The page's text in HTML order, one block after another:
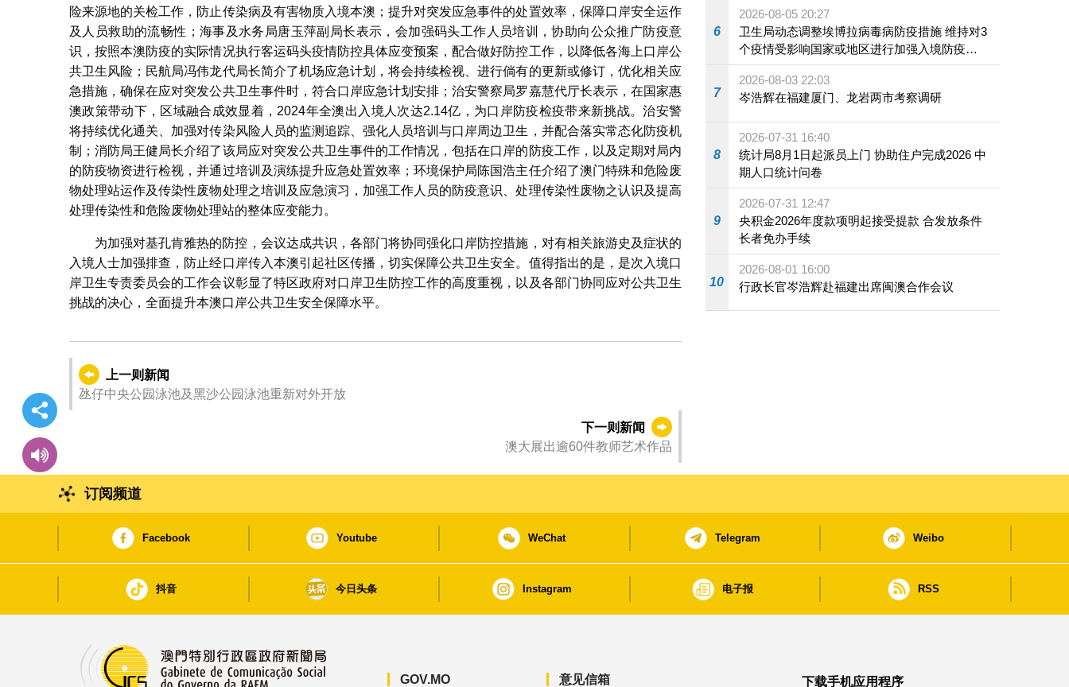
险来源地的关检工作，防止传染病及有害物质入境本澳；提升对突发应急事件的处置效率，保障口岸安全运作
及人员救助的流畅性；海事及水务局唐玉萍副局长表示，会加强码头工作人员培训，协助向公众推广防疫意
识，按照本澳防疫的实际情况执行客运码头疫情防控具体应变预案，配合做好防控工作，以降低各海上口岸公
共卫生风险；民航局冯伟龙代局长简介了机场应急计划，将会持续检视、进行倘有的更新或修订，优化相关应
急措施，确保在应对突发公共卫生事件时，符合口岸应急计划安排；治安警察局罗嘉慧代厅长表示，在国家惠
澳政策带动下，区域融合成效显着，2024年全澳出入境人次达2.14亿，为口岸防疫检疫带来新挑战。治安警
将持续优化通关、加强对传染风险人员的监测追踪、强化人员培训与口岸周边卫生，并配合落实常态化防疫机
制；消防局王健局长介绍了该局应对突发公共卫生事件的工作情况，包括在口岸的防疫工作，以及定期对局内
的防疫物资进行检视，并通过培训及演练提升应急处置效率；环境保护局陈国浩主任介绍了澳门特殊和危险废
物处理站运作及传染性废物处理之培训及应急演习，加强工作人员的防疫意识、处理传染性废物之认识及提高
处理传染性和危险废物处理站的整体应变能力。
为加强对基孔肯雅热的防控，会议达成共识，各部门将协同强化口岸防控措施，对有相关旅游史及症状的
入境人士加强排查，防止经口岸传入本澳引起社区传播，切实保障公共卫生安全。值得指出的是，是次入境口
岸卫生专责委员会的工作会议彰显了特区政府对口岸卫生防控工作的高度重视，以及各部门协同应对公共卫生
挑战的决心，全面提升本澳口岸公共卫生安全保障水平。
上一则新闻
氹仔中央公园泳池及黑沙公园泳池重新对外开放
下一则新闻
澳大展出逾60件教师艺术作品
6
2026-08-05 20:27
卫生局动态调整埃博拉病毒病防疫措施 维持对3
个疫情受影响国家或地区进行加强入境防疫措
施
7
2026-08-03 22:03
岑浩辉在福建厦门、龙岩两市考察调研
8
2026-07-31 16:40
统计局8月1日起派员上门 协助住户完成2026 中
期人口统计问卷
9
2026-07-31 12:47
央积金2026年度款项明起接受提款 合发放条件
长者免办手续
10
2026-08-01 16:00
行政长官岑浩辉赴福建出席闽澳合作会议
订阅频道
Facebook Youtube WeChat Telegram Weibo
抖音 今日头条 Instagram 电子报 RSS
GOV.MO 意见信箱 下载手机应用程序